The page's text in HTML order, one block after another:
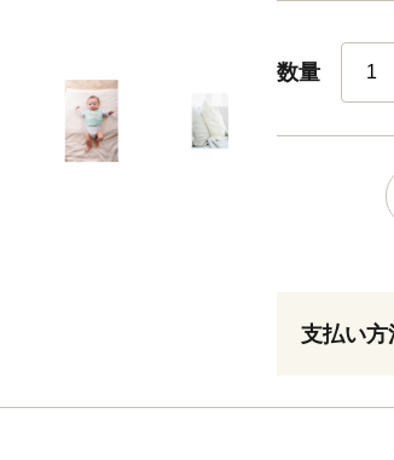
数量
支払い方